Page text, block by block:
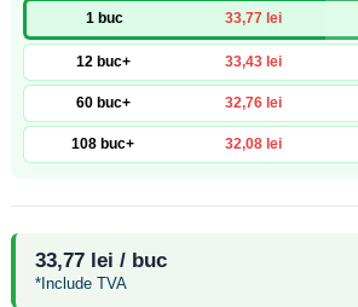
1 buc 33,77 lei
12 buc+ 33,43 lei
60 buc+ 32,76 lei
108 buc+ 32,08 lei
33,77 lei / buc
*Include TVA